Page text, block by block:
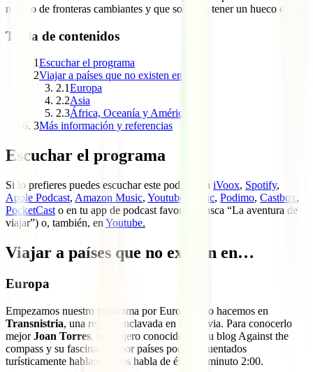
mundo de fronteras cambiantes y que solicitan tener un hueco en él.
Tabla de contenidos
1Escuchar el programa
2Viajar a países que no existen en…
2.1Europa
2.2Asia
2.3África, Oceanía y América
3Más información y referencias
Escuchar el programa
Si lo prefieres puedes escuchar este podcast en iVoox, Spotify,
Apple Podcast, Amazon Music, Youtube Music, Podimo, Castbox,
PocketCast o en tu app de podcast favorita (busca “La aventura de
viajar”) o, también, en Youtube.
Viajar a países que no existen en…
Europa
Empezamos nuestro programa por Europa, y lo hacemos en
Transnistria, una región enclavada en Moldavia. Para conocerlo
mejorJoan Torres, un viajero conocido por su blog Against the
compass y su fascinación por países poco frecuentados
turísticamente hablando, nos habla de él en el minuto 2:00.